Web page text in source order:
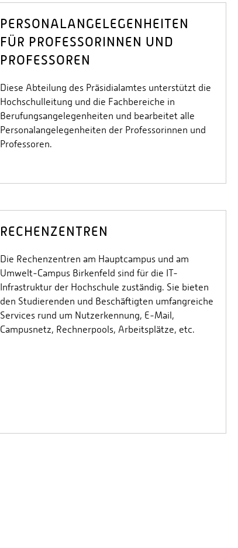
PERSONALANGELEGENHEITEN
FÜR PROFESSORINNEN UND
PROFESSOREN
Diese Abteilung des Präsidialamtes unterstützt die
Hochschulleitung und die Fachbereiche in
Berufungsangelegenheiten und bearbeitet alle
Personalangelegenheiten der Professorinnen und
Professoren.
RECHENZENTREN
Die Rechenzentren am Hauptcampus und am
Umwelt-Campus Birkenfeld sind für die IT-
Infrastruktur der Hochschule zuständig. Sie bieten
den Studierenden und Beschäftigten umfangreiche
Services rund um Nutzerkennung, E-Mail,
Campusnetz, Rechnerpools, Arbeitsplätze, etc.